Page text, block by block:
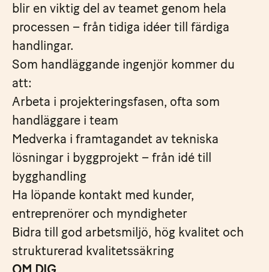
blir en viktig del av teamet genom hela
processen – från tidiga idéer till färdiga
handlingar.
Som handläggande ingenjör kommer du
att:
Arbeta i projekteringsfasen, ofta som
handläggare i team
Medverka i framtagandet av tekniska
lösningar i byggprojekt – från idé till
bygghandling
Ha löpande kontakt med kunder,
entreprenörer och myndigheter
Bidra till god arbetsmiljö, hög kvalitet och
strukturerad kvalitetssäkring